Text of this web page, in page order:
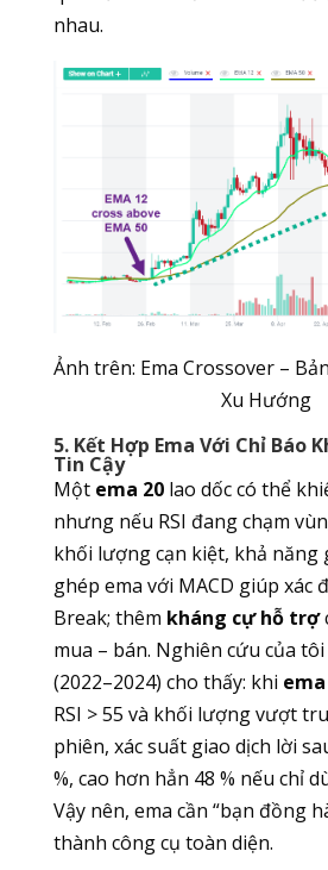
nhau.
Ảnh trên: Ema Crossover –
Xu Hướng
5. Kết Hợp Ema Với Chỉ Báo
Tin Cậy
Một ema 20lao dốc có thể
nhưng nếu RSI đang chạm
khối lượng cạn kiệt, khả năng
ghép ema với MACD giúp xác
Break; thêm kháng cự hỗ trợ
mua – bán. Nghiên cứu của
(2022–2024) cho thấy: khi
RSI > 55 và khối lượng vượt
phiên, xác suất giao dịch lời
%, cao hơn hẳn 48 % nếu chỉ
Vậy nên, ema cần “bạn đồng
thành công cụ toàn diện.